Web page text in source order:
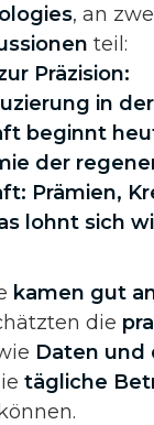
, an
teil:
Präzision:
in der
beginnt
der
Prämien,
lohnt sich
kamen gut
die
Daten und
tägliche